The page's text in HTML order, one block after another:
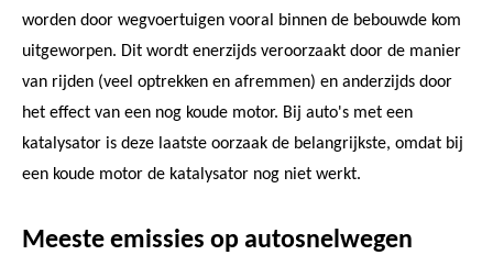
worden door wegvoertuigen vooral binnen de bebouwde kom
uitgeworpen. Dit wordt enerzijds veroorzaakt door de manier
van rijden (veel optrekken en afremmen) en anderzijds door
het effect van een nog koude motor. Bij auto's met een
katalysator is deze laatste oorzaak de belangrijkste, omdat bij
een koude motor de katalysator nog niet werkt.
Meeste emissies op autosnelwegen